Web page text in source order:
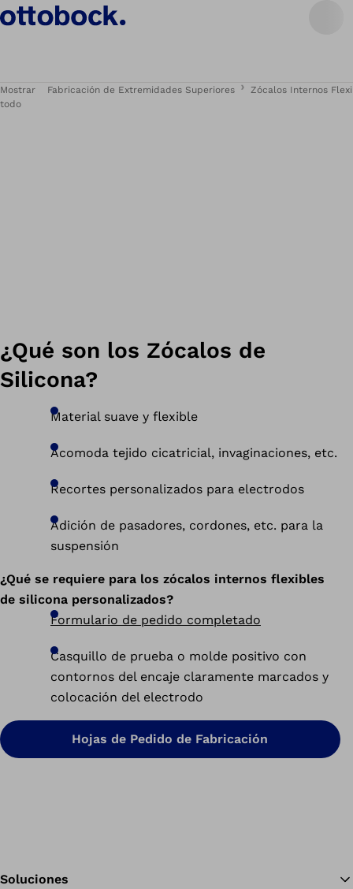
Mostrar
todo
Fabricación de Extremidades Superiores Zócalos Internos
¿Qué son los Zócalos de
Silicona?
Material suave y flexible
Acomoda tejido cicatricial, invaginaciones, etc.
Recortes personalizados para electrodos
Adición de pasadores, cordones, etc. para la
suspensión
¿Qué se requiere para los zócalos internos flexibles
de silicona personalizados?
Formulario de pedido completado
Casquillo de prueba o molde positivo con
contornos del encaje claramente marcados y
colocación del electrodo
Hojas de Pedido de Fabricación
Soluciones